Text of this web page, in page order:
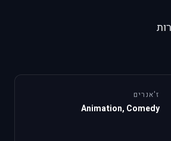
ז'אנרים
Animation, Comedy